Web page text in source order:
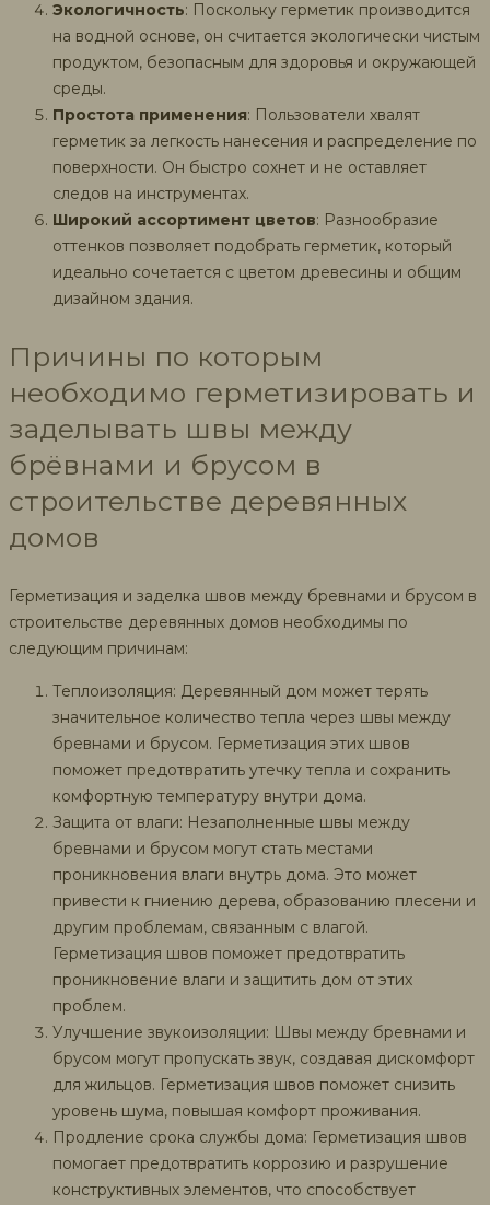
Экологичность: Поскольку герметик производится
на водной основе, он считается экологически чистым
продуктом, безопасным для здоровья и окружающей
среды.
Простота применения: Пользователи хвалят
герметик за легкость нанесения и распределение по
поверхности. Он быстро сохнет и не оставляет
следов на инструментах.
Широкий ассортимент цветов: Разнообразие
оттенков позволяет подобрать герметик, который
идеально сочетается с цветом древесины и общим
дизайном здания.
Причины по которым
необходимо герметизировать и
заделывать швы между
брёвнами и брусом в
строительстве деревянных
домов
Герметизация и заделка швов между бревнами и брусом в
строительстве деревянных домов необходимы по
следующим причинам:
Теплоизоляция: Деревянный дом может терять
значительное количество тепла через швы между
бревнами и брусом. Герметизация этих швов
поможет предотвратить утечку тепла и сохранить
комфортную температуру внутри дома.
Защита от влаги: Незаполненные швы между
бревнами и брусом могут стать местами
проникновения влаги внутрь дома. Это может
привести к гниению дерева, образованию плесени и
другим проблемам, связанным с влагой.
Герметизация швов поможет предотвратить
проникновение влаги и защитить дом от этих
проблем.
Улучшение звукоизоляции: Швы между бревнами и
брусом могут пропускать звук, создавая дискомфорт
для жильцов. Герметизация швов поможет снизить
уровень шума, повышая комфорт проживания.
Продление срока службы дома: Герметизация швов
помогает предотвратить коррозию и разрушение
конструктивных элементов, что способствует